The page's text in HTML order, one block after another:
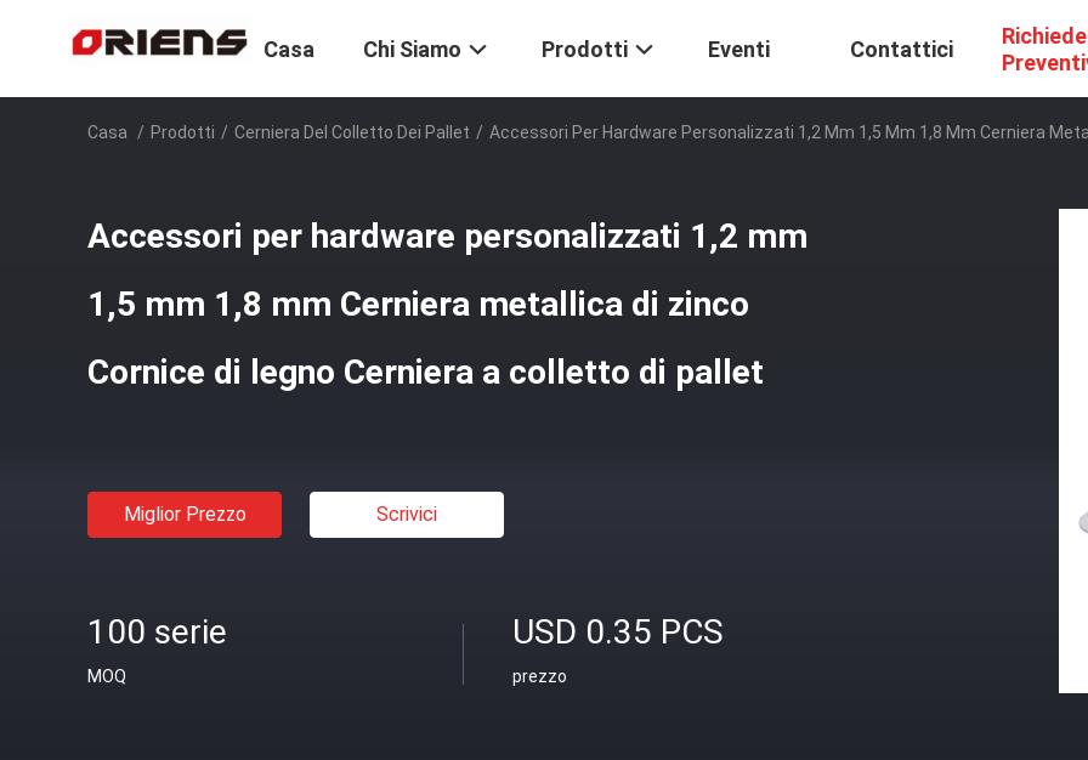
Casa Chi Siamo Prodotti Eventi Contattici
Casa / Prodotti / Cerniera Del Colletto Dei Pallet / Accessori Per Hardware Personalizzati 1,2 Mm 1,5 Mm 1,8 Mm Cerniera
Accessori per hardware personalizzati 1,2 mm
1,5 mm 1,8 mm Cerniera metallica di zinco
Cornice di legno Cerniera a colletto di pallet
Miglior Prezzo Scrivici
100 serie
MOQ
USD 0.35 PCS
prezzo